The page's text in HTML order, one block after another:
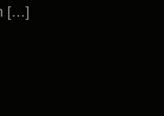
[…]